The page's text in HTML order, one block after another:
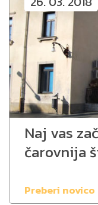
Naj vas
čarovnija
Preberi novico